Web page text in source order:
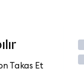
Takas Et